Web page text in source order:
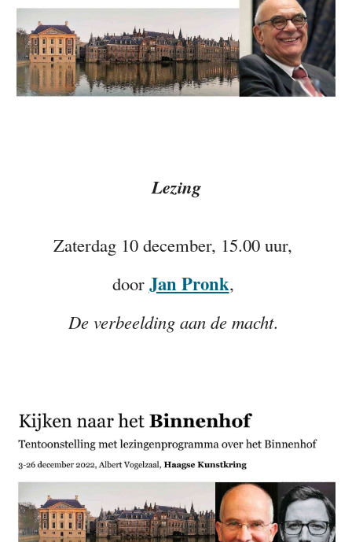
Lezing
Zaterdag 10 december, 15.00 uur,
door Jan Pronk,
De verbeelding aan de macht.